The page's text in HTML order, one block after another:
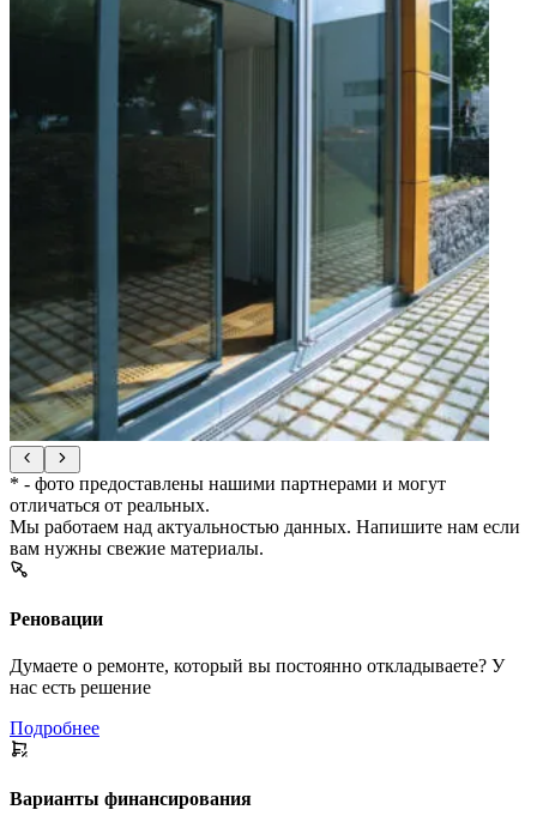
* - фото предоставлены нашими партнерами и могут
отличаться от реальных.
Мы работаем над актуальностью данных. Напишите нам если
вам нужны свежие материалы.
Реновации
Думаете о ремонте, который вы постоянно откладываете? У
нас есть решение
Подробнее
Варианты финансирования